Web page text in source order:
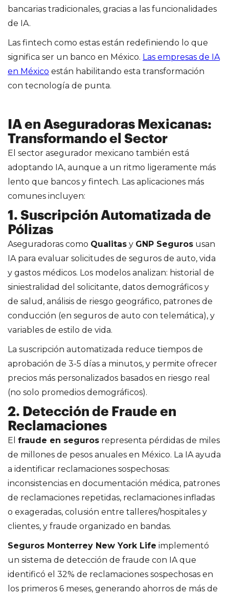
bancarias tradicionales, gracias a las funcionalidades
de IA.
Las fintech como estas están redefiniendo lo que
significa ser un banco en México. Las empresas de IA
en México están habilitando esta transformación
con tecnología de punta.
IA en Aseguradoras Mexicanas:
Transformando el Sector
El sector asegurador mexicano también está
adoptando IA, aunque a un ritmo ligeramente más
lento que bancos y fintech. Las aplicaciones más
comunes incluyen:
1. Suscripción Automatizada de
Pólizas
Aseguradoras como Qualitas y GNP Seguros usan
IA para evaluar solicitudes de seguros de auto, vida
y gastos médicos. Los modelos analizan: historial de
siniestralidad del solicitante, datos demográficos y
de salud, análisis de riesgo geográfico, patrones de
conducción (en seguros de auto con telemática), y
variables de estilo de vida.
La suscripción automatizada reduce tiempos de
aprobación de 3-5 días a minutos, y permite ofrecer
precios más personalizados basados en riesgo real
(no solo promedios demográficos).
2. Detección de Fraude en
Reclamaciones
El fraude en seguros representa pérdidas de miles
de millones de pesos anuales en México. La IA ayuda
a identificar reclamaciones sospechosas:
inconsistencias en documentación médica, patrones
de reclamaciones repetidas, reclamaciones infladas
o exageradas, colusión entre talleres/hospitales y
clientes, y fraude organizado en bandas.
Seguros Monterrey New York Life implementó
un sistema de detección de fraude con IA que
identificó el 32% de reclamaciones sospechosas en
los primeros 6 meses, generando ahorros de más de